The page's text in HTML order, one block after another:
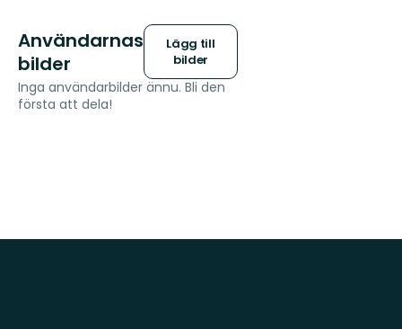
Användarnas
bilder
Lägg till
bilder
Inga användarbilder ännu. Bli den
första att dela!